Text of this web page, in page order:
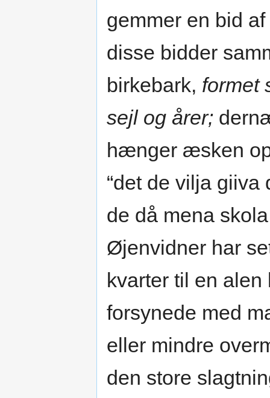
gemmer en bid
disse bidder
birkebark, formet
sejl og årer;
hænger æsken
“det de vilja
de då mena
Øjenvidner har
kvarter til en
forsynede med
eller mindre
den store